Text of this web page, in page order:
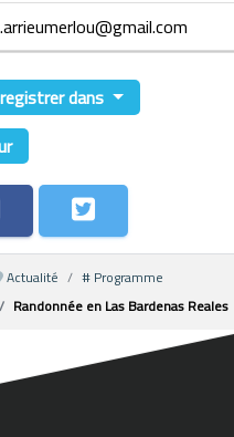
dans
Actualité
# Programme
Randonnée en Las Bardenas Reales